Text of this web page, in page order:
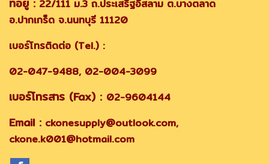
22/111 ม.3 ถ.ประเสริฐอิสลาม ต.บางตลาด
อ.ปากเกร็ด จ.นนทบุรี 11120
เบอร์โทรติดต่อ (Tel.) :
02-047-9488, 02-004-3099
เบอร์โทรสาร (Fax) : 02-9604144
Email : ckonesupply@outlook.com,
ckone.k001@hotmail.com